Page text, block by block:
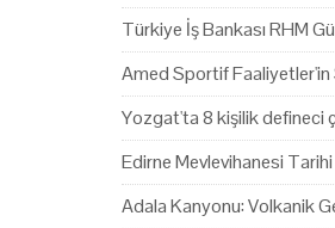
Türkiye İş Bankası RHM
Amed Sportif Faaliyetler'in
Yozgat'ta 8 kişilik defineci
Edirne Mevlevihanesi
Adala Kanyonu: Volkanik